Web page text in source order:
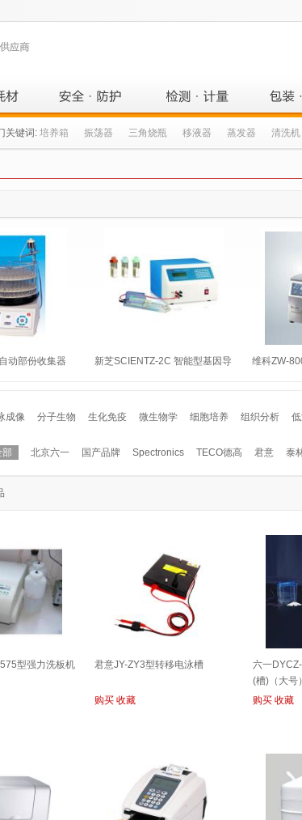
关键词: 培养箱 振荡器 三角烧瓶 移液器 蒸发器 清洗机
动部份收集器
新芝SCIENTZ-2C 智能型基因导
维科ZW-
成像 分子生物 生化免疫 微生物学 细胞培养 组织分析
部 北京六一 国产品牌 Spectronics TECO德高 君意 泰
Wharton 泰莱华顿
型强力洗板机 君意JY-ZY3型转移电泳槽
购买 收藏
六一
(槽)（大号）
购买 收藏